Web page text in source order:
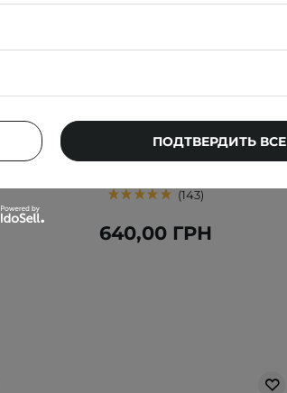
Mary&May - Collagen Peptide Vital
Mask - Набор укрепляющих
тканевых масок для лица - 30шт
143
640,00 ГРН
ПОДТВЕРДИТЬ ВСЕ